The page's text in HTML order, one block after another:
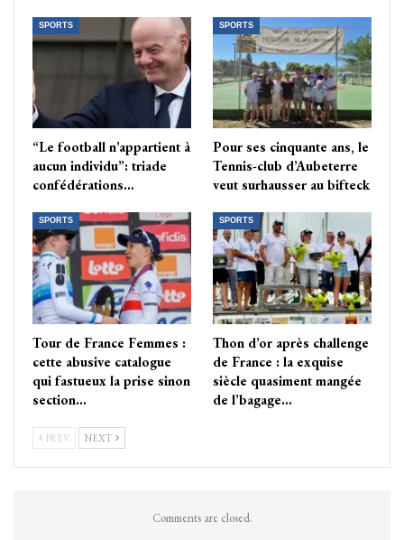
SPORTS
“Le football n’appartient à
aucun individu”: triade
confédérations…
SPORTS
Pour ses cinquante ans, le
Tennis-club d’Aubeterre
veut surhausser au bifteck
SPORTS
Tour de France Femmes :
cette abusive catalogue
qui fastueux la prise sinon
section…
SPORTS
Thon d’or après challenge
de France : la exquise
siècle quasiment mangée
de l’bagage…
PREV NEXT
Comments are closed.